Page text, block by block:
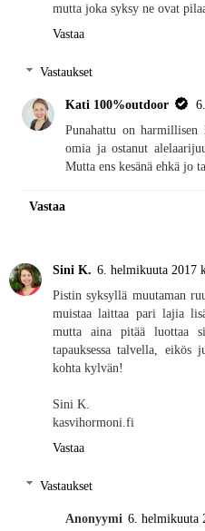
mutta joka syksy ne ovat
Vastaa
Vastaukset
Kati 100%outdoor
Punahattu on
omia ja ostanut
Mutta ens kesänä ehkä jo
Vastaa
Sini K. 6. helmikuuta 2017
Pistin syksyllä muutaman
muistaa laittaa pari lajia
mutta aina pitää luottaa
tapauksessa talvella, eikös
kohta kylvän!
Sini K.
kasvihormoni.fi
Vastaa
Vastaukset
Anonyymi 6. helmikuuta